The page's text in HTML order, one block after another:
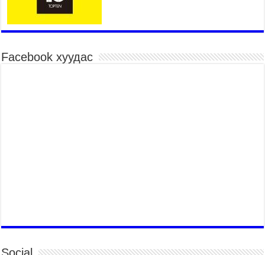
2026 оны 7 сар 15 / 10 цаг 52 минут
Үндэсний их баяр наадмын хүчит бөхийн
ТӨРИЙН ДАЛБААНЫ ӨДӨРТ ЗОРИУЛСАН
2026 оны 7 сар 14 / 17 цаг 47 минут
Facebook хуудас